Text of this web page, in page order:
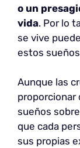
o un
vida. Por lo
se vive
estos
Aunque las
proporcionar
sueños
que cada
sus propias